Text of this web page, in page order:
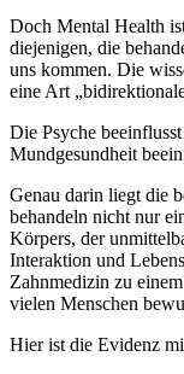
Doch Mental Health
diejenigen, die
uns kommen. Die
eine Art
Die Psyche
Mundgesundheit
Genau darin liegt die
behandeln nicht nur
Körpers, der
Interaktion und
Zahnmedizin zu
vielen Menschen
Hier ist die Evidenz